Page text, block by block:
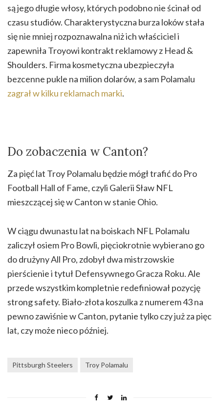
są jego długie włosy, których podobno nie ścinał od
czasu studiów. Charakterystyczna burza loków stała
się nie mniej rozpoznawalna niż ich właściciel i
zapewniła Troyowi kontrakt reklamowy z Head &
Shoulders. Firma kosmetyczna ubezpieczyła
bezcenne pukle na milion dolarów, a sam Polamalu
zagrał w kilku reklamach marki.
Do zobaczenia w Canton?
Za pięć lat Troy Polamalu będzie mógł trafić do Pro
Football Hall of Fame, czyli Galerii Sław NFL
mieszczącej się w Canton w stanie Ohio.
W ciągu dwunastu lat na boiskach NFL Polamalu
zaliczył osiem Pro Bowli, pięciokrotnie wybierano go
do drużyny All Pro, zdobył dwa mistrzowskie
pierścienie i tytuł Defensywnego Gracza Roku. Ale
przede wszystkim kompletnie redefiniował pozycję
strong safety. Biało-złota koszulka z numerem 43 na
pewno zawiśnie w Canton, pytanie tylko czy już za pięc
lat, czy może nieco później.
Pittsburgh Steelers Troy Polamalu